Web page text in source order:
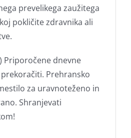
prevelikega zaužitega
pokličite zdravnika ali
Priporočene dnevne
Prehransko
za uravnoteženo in
Shranjevati